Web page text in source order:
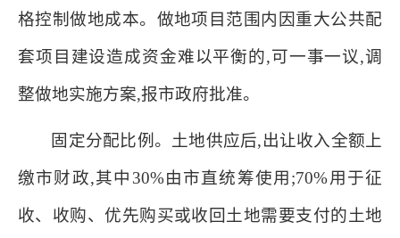
格控制做地成本。做地项目范围内因重大公共配
套项目建设造成资金难以平衡的,可一事一议,调
整做地实施方案,报市政府批准。
固定分配比例。土地供应后,出让收入全额上
缴市财政,其中30%由市直统筹使用;70%用于征
收、收购、优先购买或收回土地需要支付的土地